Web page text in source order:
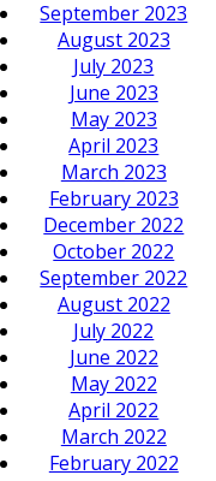
September 2023
August 2023
July 2023
June 2023
May 2023
April 2023
March 2023
February 2023
December 2022
October 2022
September 2022
August 2022
July 2022
June 2022
May 2022
April 2022
March 2022
February 2022